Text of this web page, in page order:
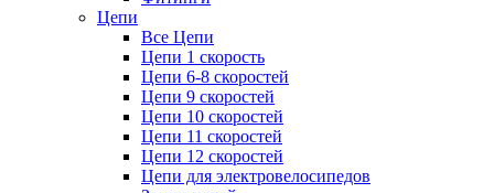
Цепи
Все Цепи
Цепи 1 скорость
Цепи 6-8 скоростей
Цепи 9 скоростей
Цепи 10 скоростей
Цепи 11 скоростей
Цепи 12 скоростей
Цепи для электровелосипедов